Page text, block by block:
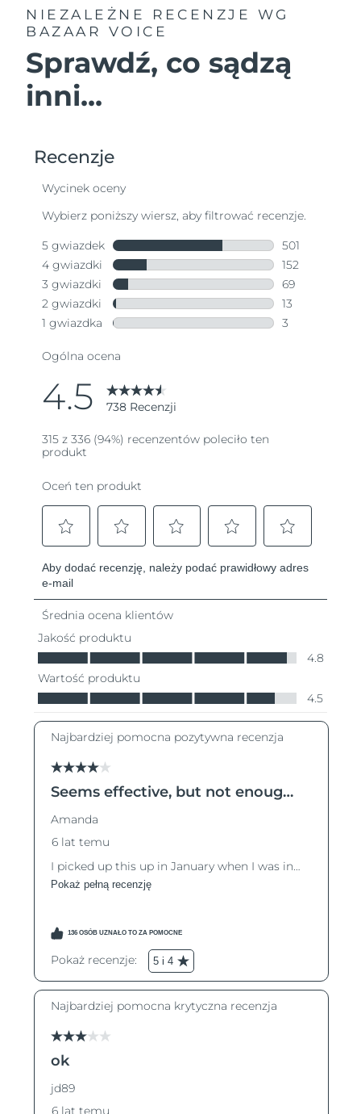
NIEZALEŻNE RECENZJE
WG
BAZAAR VOICE
Sprawdź, co sądzą
inni...